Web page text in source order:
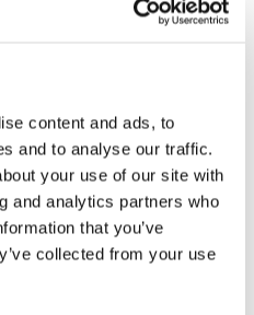
content and ads, to
and to analyse our traffic.
your use of our site with
and analytics partners who
that you’ve
collected from your use
、高效的例行工作和长期稳
而设计
系统，支持高卫生标准和高